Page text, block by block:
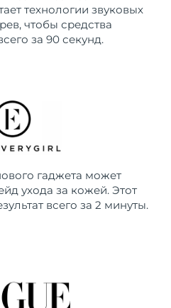
технологии звуковых
чтобы средства
за 90 секунд.
гаджета может
ухода за кожей. Этот
всего за 2 минуты.